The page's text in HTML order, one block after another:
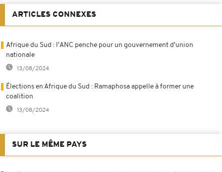
ARTICLES CONNEXES
Afrique du Sud : l'ANC penche pour un gouvernement d'union
nationale
13/08/2024
Élections en Afrique du Sud : Ramaphosa appelle à former une
coalition
13/08/2024
SUR LE MÊME PAYS